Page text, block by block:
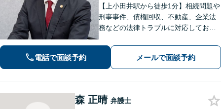
【上小田井駅から徒歩1分】相続問題や
刑事事件、債権回収、不動産、企業法
務などの法律トラブルに対応しており
に、まずはご相談ください【事前予約
で休日・夜間面談可】
電話で面談予約 メールで面談予約
森 正晴 弁護士